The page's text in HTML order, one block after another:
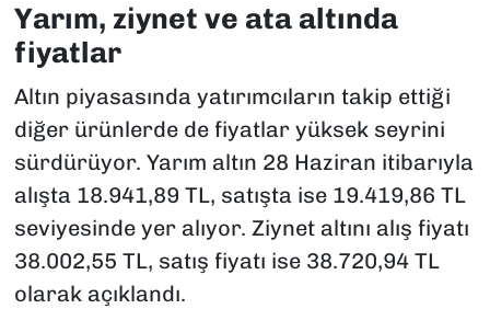
Yarım, ziynet ve ata altında
fiyatlar
Altın piyasasında yatırımcıların takip ettiği
diğer ürünlerde de fiyatlar yüksek seyrini
sürdürüyor. Yarım altın 28 Haziran itibarıyla
alışta 18.941,89 TL, satışta ise 19.419,86 TL
seviyesinde yer alıyor. Ziynet altını alış fiyatı
38.002,55 TL, satış fiyatı ise 38.720,94 TL
olarak açıklandı.